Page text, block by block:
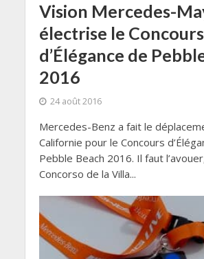
Vision Mercedes-
électrise le Concours
d’Élégance de
2016
24 août 2016
Mercedes-Benz a fait le
Californie pour le Concours
Pebble Beach 2016. Il faut
Concorso de la Villa...